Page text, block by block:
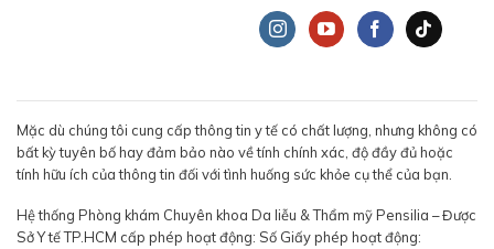
Mặc dù chúng tôi cung cấp thông tin y tế có chất lượng, nhưng không có
bất kỳ tuyên bố hay đảm bảo nào về tính chính xác, độ đầy đủ hoặc
tính hữu ích của thông tin đối với tình huống sức khỏe cụ thể của bạn.
Hệ thống Phòng khám Chuyên khoa Da liễu & Thẩm mỹ Pensilia – Được
Sở Y tế TP.HCM cấp phép hoạt động: Số Giấy phép hoạt động: